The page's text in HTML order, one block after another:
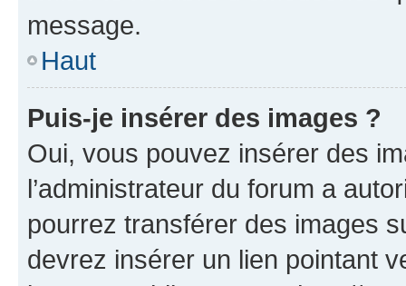
message.
Haut
Puis-je insérer des images ?
Oui, vous pouvez insérer des
l’administrateur du forum a
pourrez transférer des images
devrez insérer un lien pointant